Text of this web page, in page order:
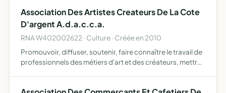
Société an…
Association Des Artistes Createurs De La Cote
D'argent A.d.a.c.c.a.
RNA W402002622 · Culture · Créée en 2010
Promouvoir, diffuser, soutenir, faire connaître le travail de
professionnels des métiers d'art et des créateurs, mettre